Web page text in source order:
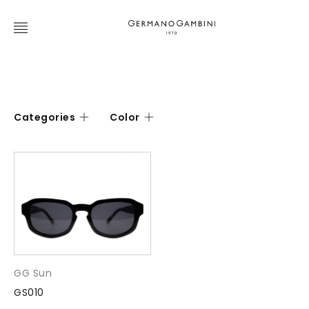
Categories Color
GG Sun
GS010